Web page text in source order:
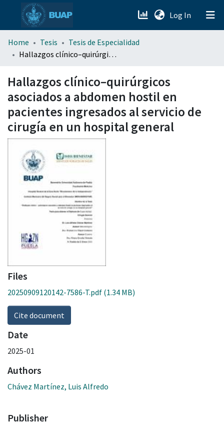
Log In (current)
menu.section.about_menu
Home Tesis
Tesis de Especialidad
Hallazgos clínico–quirúrgicos asociados a abdomen hostil en pacientes ingresados al servicio de cirugía en un hospital general
Hallazgos clínico–quirúrgicos
asociados a abdomen hostil en
pacientes ingresados al servicio de
cirugía en un hospital general
Files
20250909120142-7586-T.pdf (1.34 MB)
Cite document
Date
2025-01
Authors
Chávez Martínez, Luis Alfredo
Publisher